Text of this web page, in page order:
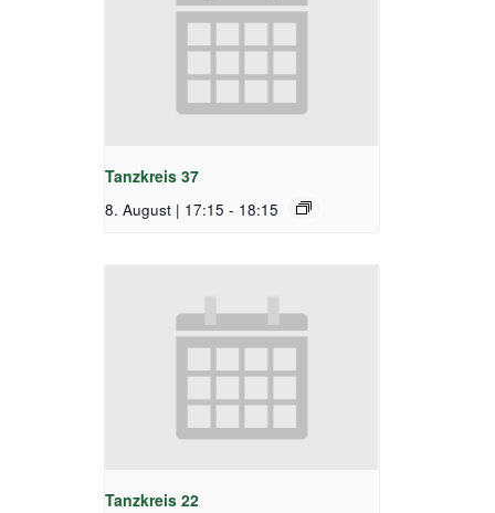
Tanzkreis 37
8. August | 17:15 - 18:15
Tanzkreis 22